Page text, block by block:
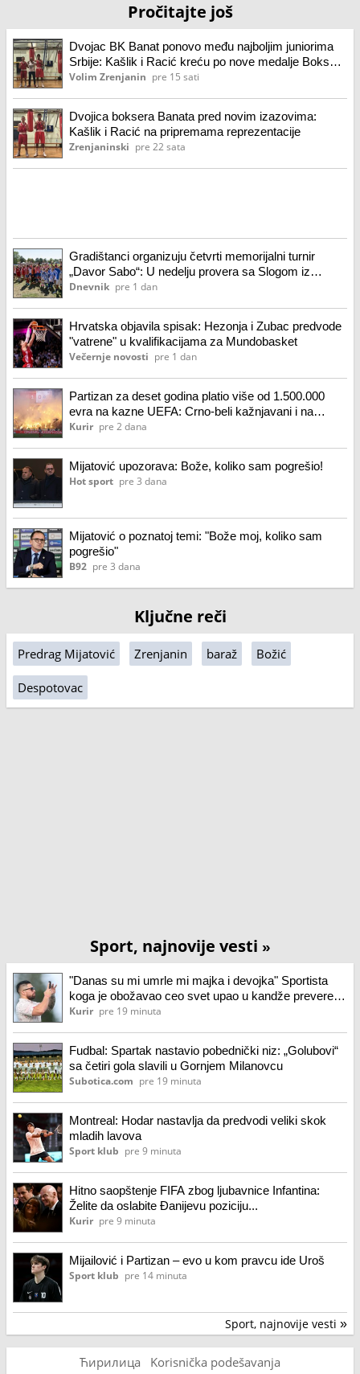
Pročitajte još
Dvojac BK Banat ponovo među najboljim juniorima
Srbije: Kašlik i Racić kreću po nove medalje Boks
klub Banat
Volim Zrenjanin pre 15 sati
Dvojica boksera Banata pred novim izazovima:
Kašlik i Racić na pripremama reprezentacije
Zrenjaninski pre 22 sata
Gradištanci organizuju četvrti memorijalni turnir
„Davor Sabo“: U nedelju provera sa Slogom iz
Temerina
Dnevnik pre 1 dan
Hrvatska objavila spisak: Hezonja i Zubac predvode
"vatrene" u kvalifikacijama za Mundobasket
Večernje novosti pre 1 dan
Partizan za deset godina platio više od 1.500.000
evra na kazne UEFA: Crno-beli kažnjavani i na
domaćoj sceni - na račun Zvezde morali da uplate
Kurir pre 2 dana
Mijatović upozorava: Bože, koliko sam pogrešio!
Hot sport pre 3 dana
Mijatović o poznatoj temi: "Bože moj, koliko sam
pogrešio"
B92 pre 3 dana
Ključne reči
Predrag Mijatović Zrenjanin baraž Božić
Despotovac
Sport, najnovije vesti »
"Danas su mi umrle mi majka i devojka" Sportista
koga je obožavao ceo svet upao u kandže prevere
milenijuma: Njegova devojka nije ni postojala!
Kurir pre 19 minuta
Fudbal: Spartak nastavio pobednički niz: „Golubovi“
sa četiri gola slavili u Gornjem Milanovcu
Subotica.com pre 19 minuta
Montreal: Hodar nastavlja da predvodi veliki skok
mladih lavova
Sport klub pre 9 minuta
Hitno saopštenje FIFA zbog ljubavnice Infantina:
Želite da oslabite Đanijevu poziciju...
Kurir pre 9 minuta
Mijailović i Partizan – evo u kom pravcu ide Uroš
Sport klub pre 14 minuta
Sport, najnovije vesti »
Ћирилица Korisnička podešavanja